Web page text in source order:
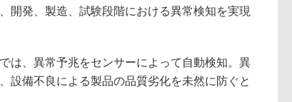
開発、製造、試験段階における異常検知を実現
は、異常予兆をセンサーによって自動検知。異
設備不良による製品の品質劣化を未然に防ぐと